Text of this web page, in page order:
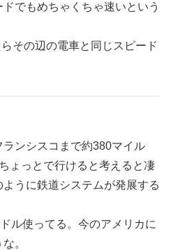
でもめちゃくちゃ速いという
その辺の電車と同じスピード
ランシスコまで約380マイル
ょっとで行けると考えると凄
うに鉄道システムが発展する
ル使ってる。今のアメリカに
。